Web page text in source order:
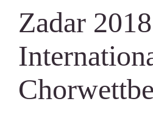
Zadar